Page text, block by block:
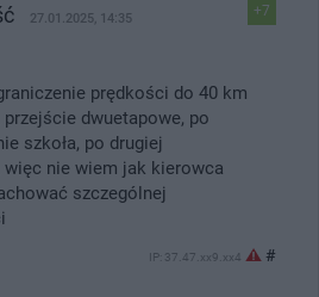
+7
27.01.2025, 14:35
prędkości do 40 km
przejście dwuetapowe, po
szkoła, po drugiej
więc nie wiem jak kierowca
szczególnej
IP: 37.47.xx9.xx4 #